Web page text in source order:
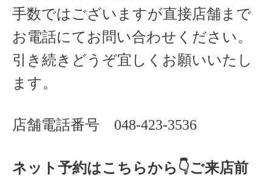
手数ではございますが直接店舗まで
お電話にてお問い合わせください。
引き続きどうぞ宜しくお願いいたし
ます。
店舗電話番号 048-423-3536
ネット予約はこちらから👇ご来店前